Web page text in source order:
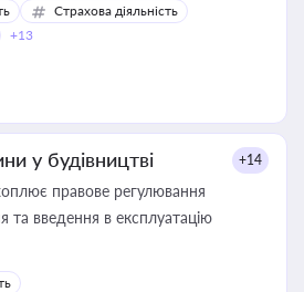
Страхова діяльність
+13
у будівництві +14
правове регулювання
та введення в експлуатацію